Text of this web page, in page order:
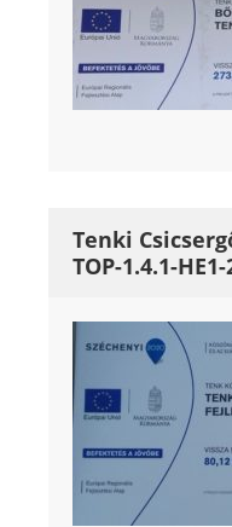
Tenki
TOP-1.4.1-